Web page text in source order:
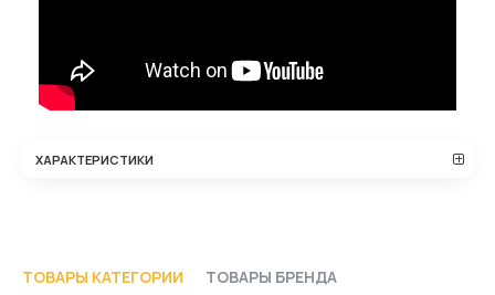
ХАРАКТЕРИСТИКИ
ТОВАРЫ КАТЕГОРИИ ТОВАРЫ БРЕНДА